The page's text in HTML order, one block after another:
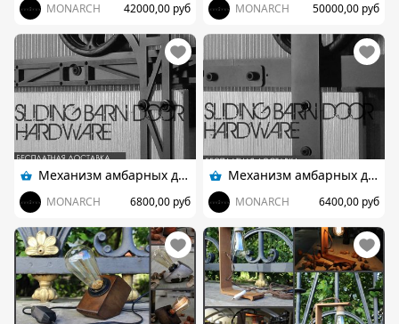
MONARCH 42000,00 руб MONARCH 50000,00 руб
Механизм амбарных дверей Industrial
MONARCH 6800,00 руб
Механизм амбарных дверей Classic
MONARCH 6400,00 руб